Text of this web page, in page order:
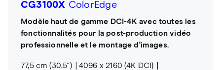
CG3100X ColorEdge
Modèle haut de gamme DCI-4K avec toutes les
fonctionnalités pour la post-production vidéo
professionnelle et le montage d'images.
77,5 cm (30,5")
4096 x 2160 (4K DCI)